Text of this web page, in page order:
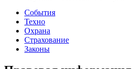
События
Техно
Охрана
Страхование
Законы